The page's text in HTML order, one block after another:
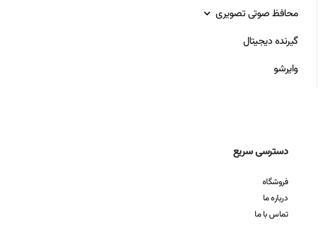
محافظ صوتی تصویری
گیرنده دیجیتال
وایرشو
دسترسی سریع
فروشگاه
درباره ما
تماس با ما